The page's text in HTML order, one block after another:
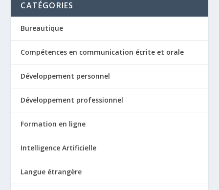
CATÉGORIES
Bureautique
Compétences en communication écrite et orale
Développement personnel
Développement professionnel
Formation en ligne
Intelligence Artificielle
Langue étrangère